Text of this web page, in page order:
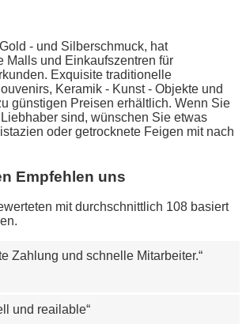
- und Silberschmuck, hat
Malls und Einkaufszentren für
Exquisite traditionelle
Keramik - Kunst - Objekte und
günstigen Preisen erhältlich. Wenn Sie
sind, wünschen Sie etwas
oder getrocknete Feigen mit nach
Empfehlen uns
mit durchschnittlich 108 basiert
Zahlung und schnelle Mitarbeiter.
und reailable